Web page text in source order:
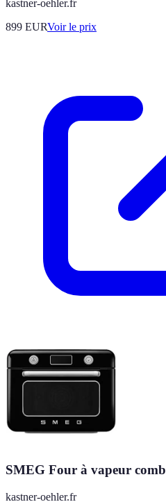
kastner-oehler.fr
899 EURVoir le prix
SMEG Four à vapeur
kastner-oehler.fr